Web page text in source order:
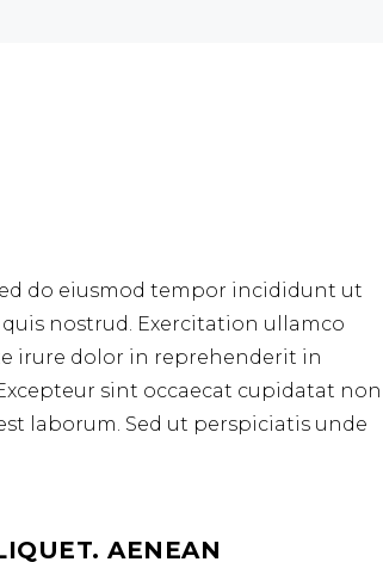
do eiusmod tempor incididunt ut
nostrud. Exercitation ullamco
irure dolor in reprehenderit in
sint occaecat cupidatat non
laborum. Sed ut perspiciatis unde
AENEAN